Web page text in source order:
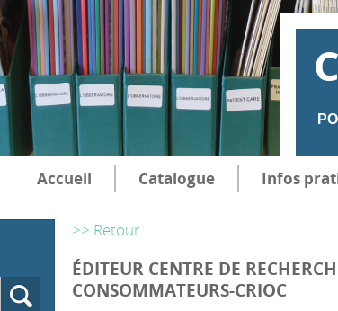
Accueil Catalogue Infos
>> Retour
ÉDITEUR CENTRE DE
CONSOMMATEURS-CRIOC
Recherche